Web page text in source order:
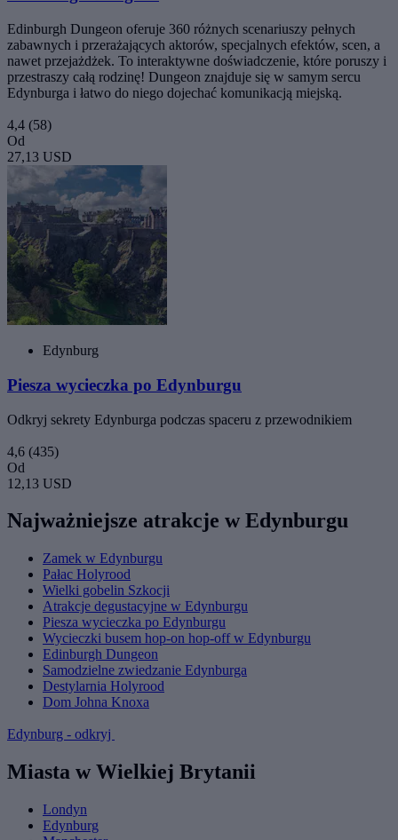
Edinburgh Dungeon oferuje 360 różnych scenariuszy pełnych
zabawnych i przerażających aktorów, specjalnych efektów, scen, a
nawet przejażdżek. To interaktywne doświadczenie, które poruszy i
przestraszy całą rodzinę! Dungeon znajduje się w samym sercu
Edynburga i łatwo do niego dojechać komunikacją miejską.
4,4 (58)
Od
27,13 USD
Edynburg
Piesza wycieczka po Edynburgu
Odkryj sekrety Edynburga podczas spaceru z przewodnikiem
4,6 (435)
Od
12,13 USD
Najważniejsze atrakcje w Edynburgu
Zamek w Edynburgu
Pałac Holyrood
Wielki gobelin Szkocji
Atrakcje degustacyjne w Edynburgu
Piesza wycieczka po Edynburgu
Wycieczki busem hop-on hop-off w Edynburgu
Edinburgh Dungeon
Samodzielne zwiedzanie Edynburga
Destylarnia Holyrood
Dom Johna Knoxa
Edynburg - odkryj
Miasta w Wielkiej Brytanii
Londyn
Edynburg